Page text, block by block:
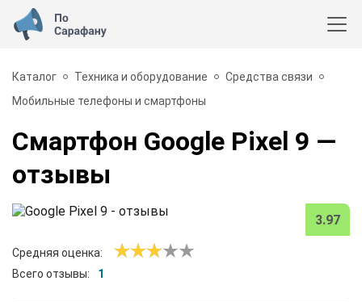
Каталог Техника и оборудование
Средства связи
Мобильные телефоны и смартфоны
Смартфон Google Pixel 9 —
отзывы
3.97
Средняя оценка:
Всего отзывы:
1